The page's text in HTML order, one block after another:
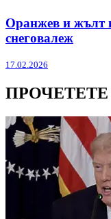
Оранжев и жълт
снеговалеж
17.02.2026